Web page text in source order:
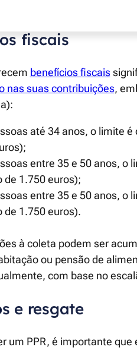
fiscais
benefícios fiscais
nas suas contribuições,
até 34 anos, o limite
entre 35 e 50 anos, o
de 1.750 euros);
entre 35 e 50 anos, o
de 1.750 euros).
à coleta podem ser
ou pensão de
com base no
e resgate
um PPR, é importante